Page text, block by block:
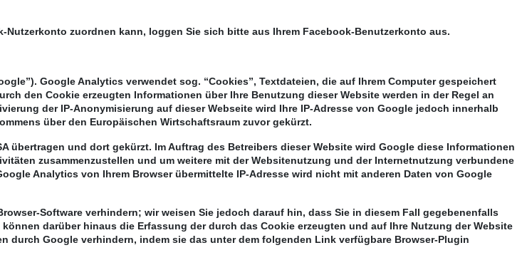
zuordnen kann, loggen Sie sich bitte aus Ihrem Facebook-Benutzerkonto aus.
Google Analytics verwendet sog. “Cookies”, Textdateien, die auf Ihrem Computer gespeichert
den Cookie erzeugten Informationen über Ihre Benutzung dieser Website werden in der Regel an
der IP-Anonymisierung auf dieser Webseite wird Ihre IP-Adresse von Google jedoch innerhalb
über den Europäischen Wirtschaftsraum zuvor gekürzt.
übertragen und dort gekürzt. Im Auftrag des Betreibers dieser Website wird Google diese Informationen
zusammenzustellen und um weitere mit der Websitenutzung und der Internetnutzung verbundene
Analytics von Ihrem Browser übermittelte IP-Adresse wird nicht mit anderen Daten von Google
Software verhindern; wir weisen Sie jedoch darauf hin, dass Sie in diesem Fall gegebenenfalls
darüber hinaus die Erfassung der durch das Cookie erzeugten und auf Ihre Nutzung der Website
durch Google verhindern, indem sie das unter dem folgenden Link verfügbare Browser-Plugin